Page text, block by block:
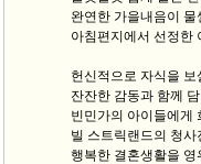
완연한 가을내음이
아침편지에서 선정한
헌신적으로 자식을
잔잔한 감동과 함께
빈민가의 아이들에게
빌 스트릭랜드의 청
행복한 결혼생활을